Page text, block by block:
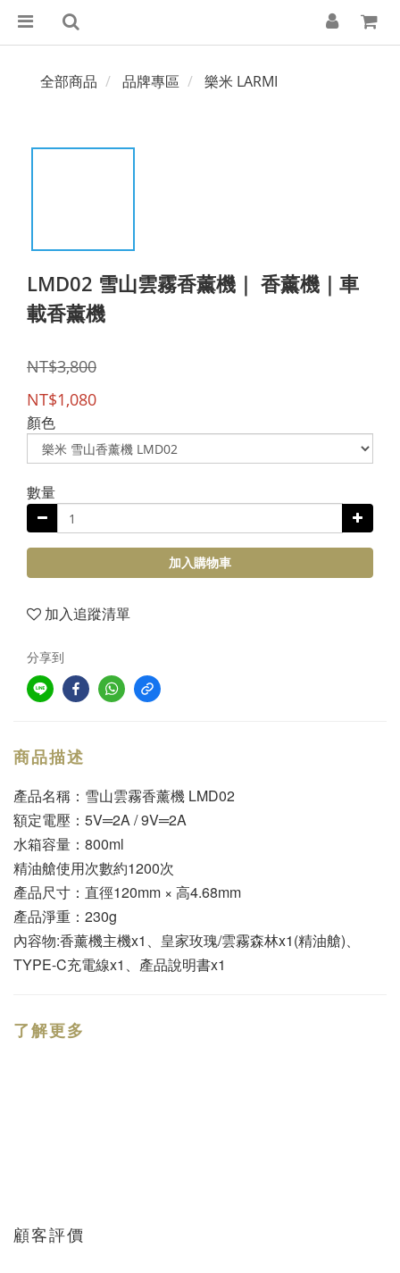
全部商品 品牌專區 樂米 LARMI
LMD02 雪山雲霧香薰機｜ 香薰機｜車
載香薰機
NT$3,800
NT$1,080
顏色
數量
加入購物車
加入追蹤清單
分享到
商品描述
產品名稱：雪山雲霧香薰機 LMD02
額定電壓：5V═2A / 9V═2A
水箱容量：800ml
精油艙使用次數約1200次
產品尺寸：直徑120mm × 高4.68mm
產品淨重：230g
內容物:香薰機主機x1、皇家玫瑰/雲霧森林x1(精油艙)、
TYPE-C充電線x1、產品說明書x1
了解更多
顧客評價